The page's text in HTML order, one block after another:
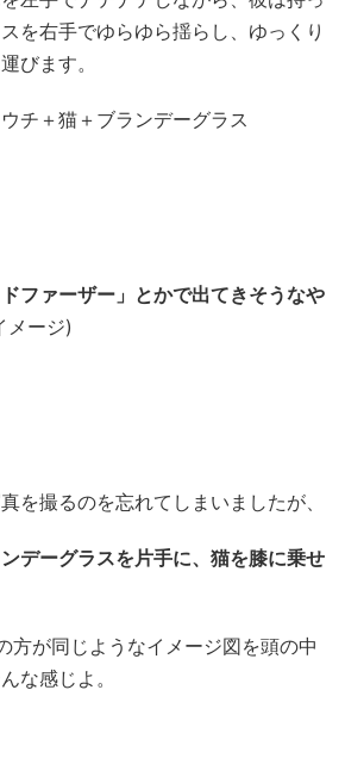
を右手でゆらゆら揺らし、ゆっくり
びます。
チ＋猫＋ブランデーグラス
ファーザー」とかで出てきそうなや
メージ)
を撮るのを忘れてしまいましたが、
ンデーグラスを片手に、猫を膝に乗せ
方が同じようなイメージ図を頭の中
な感じよ。